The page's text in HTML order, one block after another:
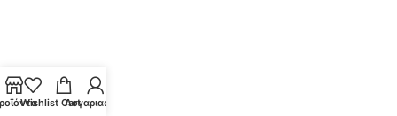
Wishlist Cart
Λογαριασμός